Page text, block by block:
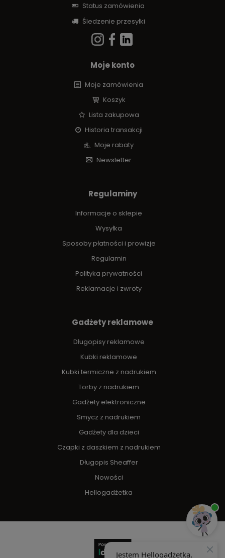
Status zamówienia
Śledzenie przesyłki
Moje konto
Moje zamówienia
Koszyk
Lista zakupowa
Historia transakcji
Moje rabaty
Newsletter
Regulaminy
Informacje o sklepie
Wysyłka
Sposoby płatności i prowizje
Regulamin
Polityka prywatności
Reklamacje i zwroty
Gadżety reklamowe
Długopisy reklamowe
Kubki reklamowe
Kubki termiczne z nadrukiem
Torby z nadrukiem
Gadżety elektroniczne
Smycz z nadrukiem
Gadżety dla dzieci
Czapki z daszkiem z nadrukiem
Długopis Sheaffer
Nowości
Hellogadżetka